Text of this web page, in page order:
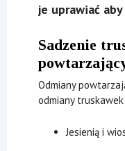
je uprawiać
Sadzenie
Odmiany
odmiany
Jesienią i